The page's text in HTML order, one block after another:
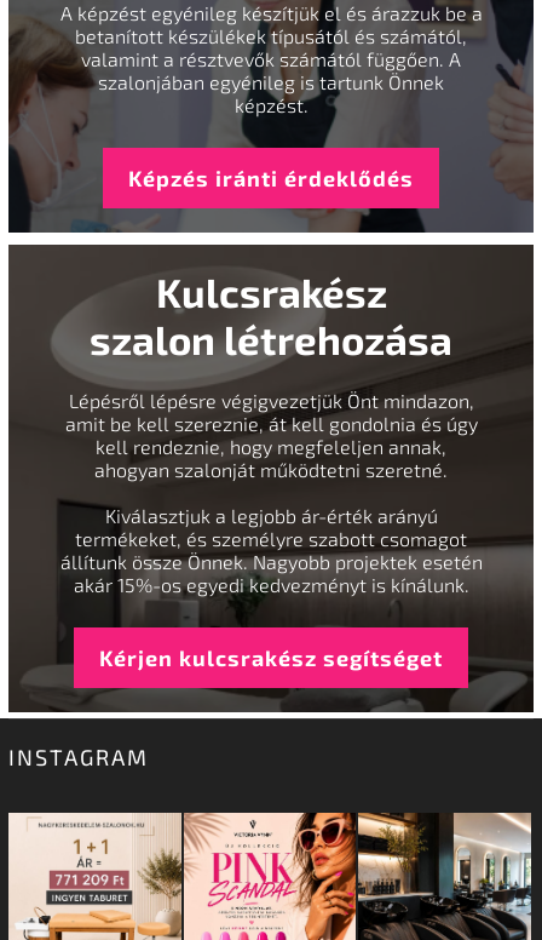
A képzést egyénileg készítjük el és árazzuk be a
betanított készülékek típusától és számától,
valamint a résztvevők számától függően. A
szalonjában egyénileg is tartunk Önnek
képzést.
Képzés iránti érdeklődés
Kulcsrakész
szalon létrehozása
Lépésről lépésre végigvezetjük Önt mindazon,
amit be kell szereznie, át kell gondolnia és úgy
kell rendeznie, hogy megfeleljen annak,
ahogyan szalonját működtetni szeretné.
Kiválasztjuk a legjobb ár-érték arányú
termékeket, és személyre szabott csomagot
állítunk össze Önnek. Nagyobb projektek esetén
akár 15%-os egyedi kedvezményt is kínálunk.
Kérjen kulcsrakész segítséget
INSTAGRAM